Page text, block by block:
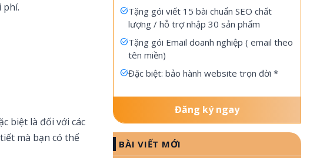
phí.
biệt là đối với các
mà bạn có thể
Tặng gói viết 15 bài chuẩn SEO chất
lượng / hỗ trợ nhập 30 sản phẩm
Tặng gói Email doanh nghiệp ( email theo
tên miền)
Đặc biệt: bảo hành website trọn đời *
Đăng ký ngay
BÀI VIẾT MỚI